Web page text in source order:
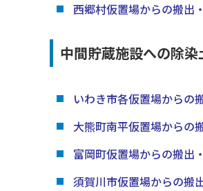
西郷村仮置場からの搬出
中間貯蔵施設への除
いわき市各仮置場からの
大熊町南平仮置場からの
富岡町仮置場からの搬出
須賀川市仮置場からの搬